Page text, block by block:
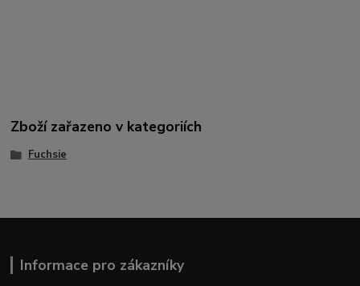
Zboží zařazeno v kategoriích
Fuchsie
Informace pro zákazníky